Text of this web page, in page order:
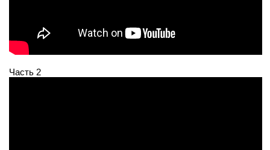
Часть 2